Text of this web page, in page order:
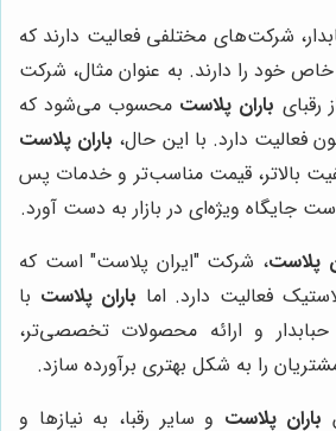
شرکت‌های مختلفی فعالیت دارند که
خود را دارند. به عنوان مثال، شرکت
رقبای باران پلاست محسوب می‌شود که
فعالیت دارد. با این حال، باران پلاست
بالاتر، قیمت مناسب‌تر و خدمات پس
جایگاه ویژه‌ای در بازار به دست آورد.
پلاست، شرکت "ایران پلاست" است که
فعالیت دارد. اما باران پلاست با
حبابدار و ارائه محصولات تخصصی‌تر،
را به شکل بهتری برآورده سازد.
باران پلاست و سایر رقبا، به نیازها و